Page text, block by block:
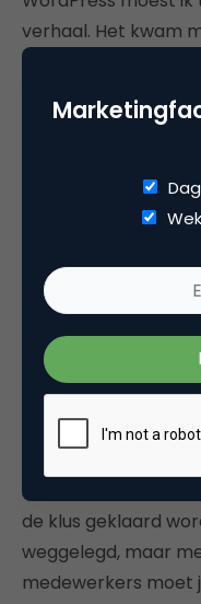
verhaal. Het kwam
beetje over als een
een beetje een
anekdotes, maar
overkoepelende
verwacht zou
maar kort ingegaan
teamleider
tussen de mensen.
luisterde, hoe
dit echt de
technologie kun je
wereld werken. En
bedrijven moeten
loslaten van de
de klus geklaard
weggelegd, maar
medewerkers moet